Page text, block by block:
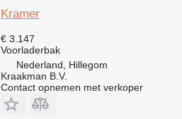
Kramer
€ 3.147
Voorladerbak
Nederland, Hillegom
Kraakman B.V.
Contact opnemen met verkoper